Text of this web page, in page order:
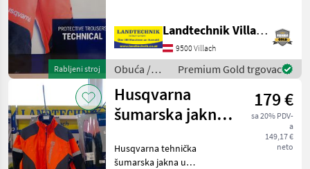
Rabljeni stroj
rastezljiva tkanina za veću
slobodu kretanja, 5
džepova s patentni
Landtechnik Villach GmbH
9500 Villach
Obuća /
Husqvarna
Premium Gold trgovac
Husqvarna
šumarska jakna
179 €
sa 20% PDV-
a
149,17 €
neto
Husqvarna tehnička
šumarska jakna u